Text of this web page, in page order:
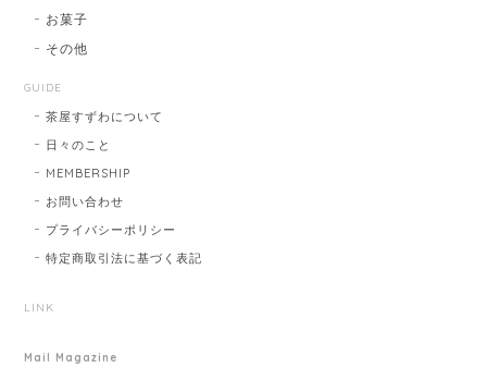
お菓子
その他
GUIDE
茶屋すずわについて
日々のこと
MEMBERSHIP
お問い合わせ
プライバシーポリシー
特定商取引法に基づく表記
LINK
Mail Magazine